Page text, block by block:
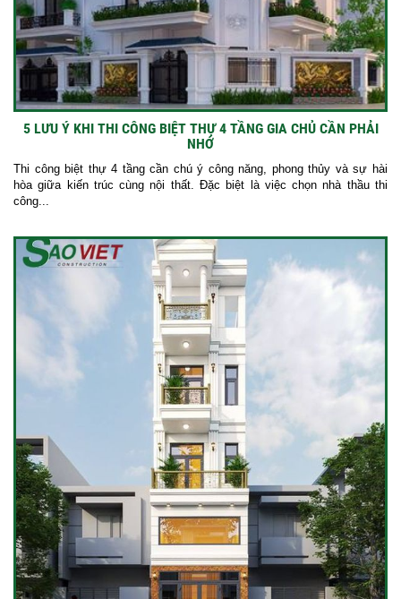
5 LƯU Ý KHI THI CÔNG BIỆT THỰ 4 TẦNG GIA CHỦ CẦN PHẢI
NHỚ
Thi công biệt thự 4 tầng cần chú ý công năng, phong thủy và sự hài
hòa giữa kiến trúc cùng nội thất. Đặc biệt là việc chọn nhà thầu thi
công...